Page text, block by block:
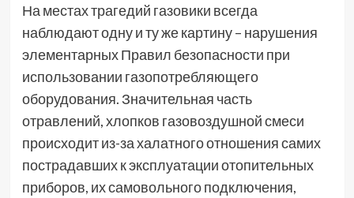
На местах трагедий газовики всегда
наблюдают одну и ту же картину – нарушения
элементарных Правил безопасности при
использовании газопотребляющего
оборудования. Значительная часть
отравлений, хлопков газовоздушной смеси
происходит из-за халатного отношения самих
пострадавших к эксплуатации отопительных
приборов, их самовольного подключения,